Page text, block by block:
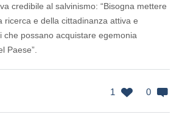
credibile al salvinismo: “Bisogna mettere
ricerca e della cittadinanza attiva e
che possano acquistare egemonia
Paese”.
1 0